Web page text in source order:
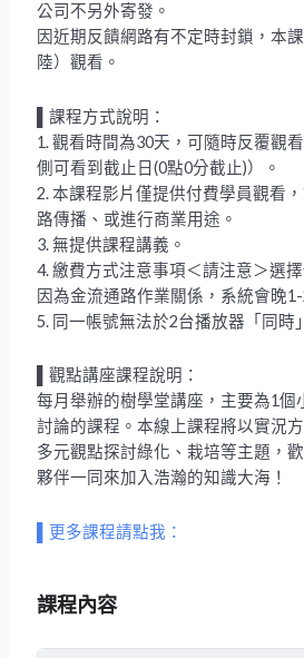
公司不另外寄發。
因近期反饋網路有不定時封鎖，本
陸）觀看。
▌課程方式說明：
1. 觀看時間為30天，可隨時反覆觀
側可看到截止日(0點0分截止)）。
2. 本課程影片僅提供付費學員觀看
路傳播、或進行商業用途。
3. 無提供課程講義。
4. 繳費方式注意事項＜請注意＞選
因為金流通路作業關係，系統會晚
5. 同一帳號無法於2台播放器「同時
▌觀點講座課程說明：
每月舉辦的樹學堂講座，主要為1個
討論的課程。本線上課程將以實況
多元觀點探討綠化、栽培等主題，
夥伴一同來加入浩瀚的知識大海！
▌更多課程請點我：
課程內容